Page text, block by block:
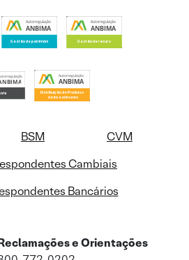
BSM
CVM
Cambiais
Bancários
e Orientações